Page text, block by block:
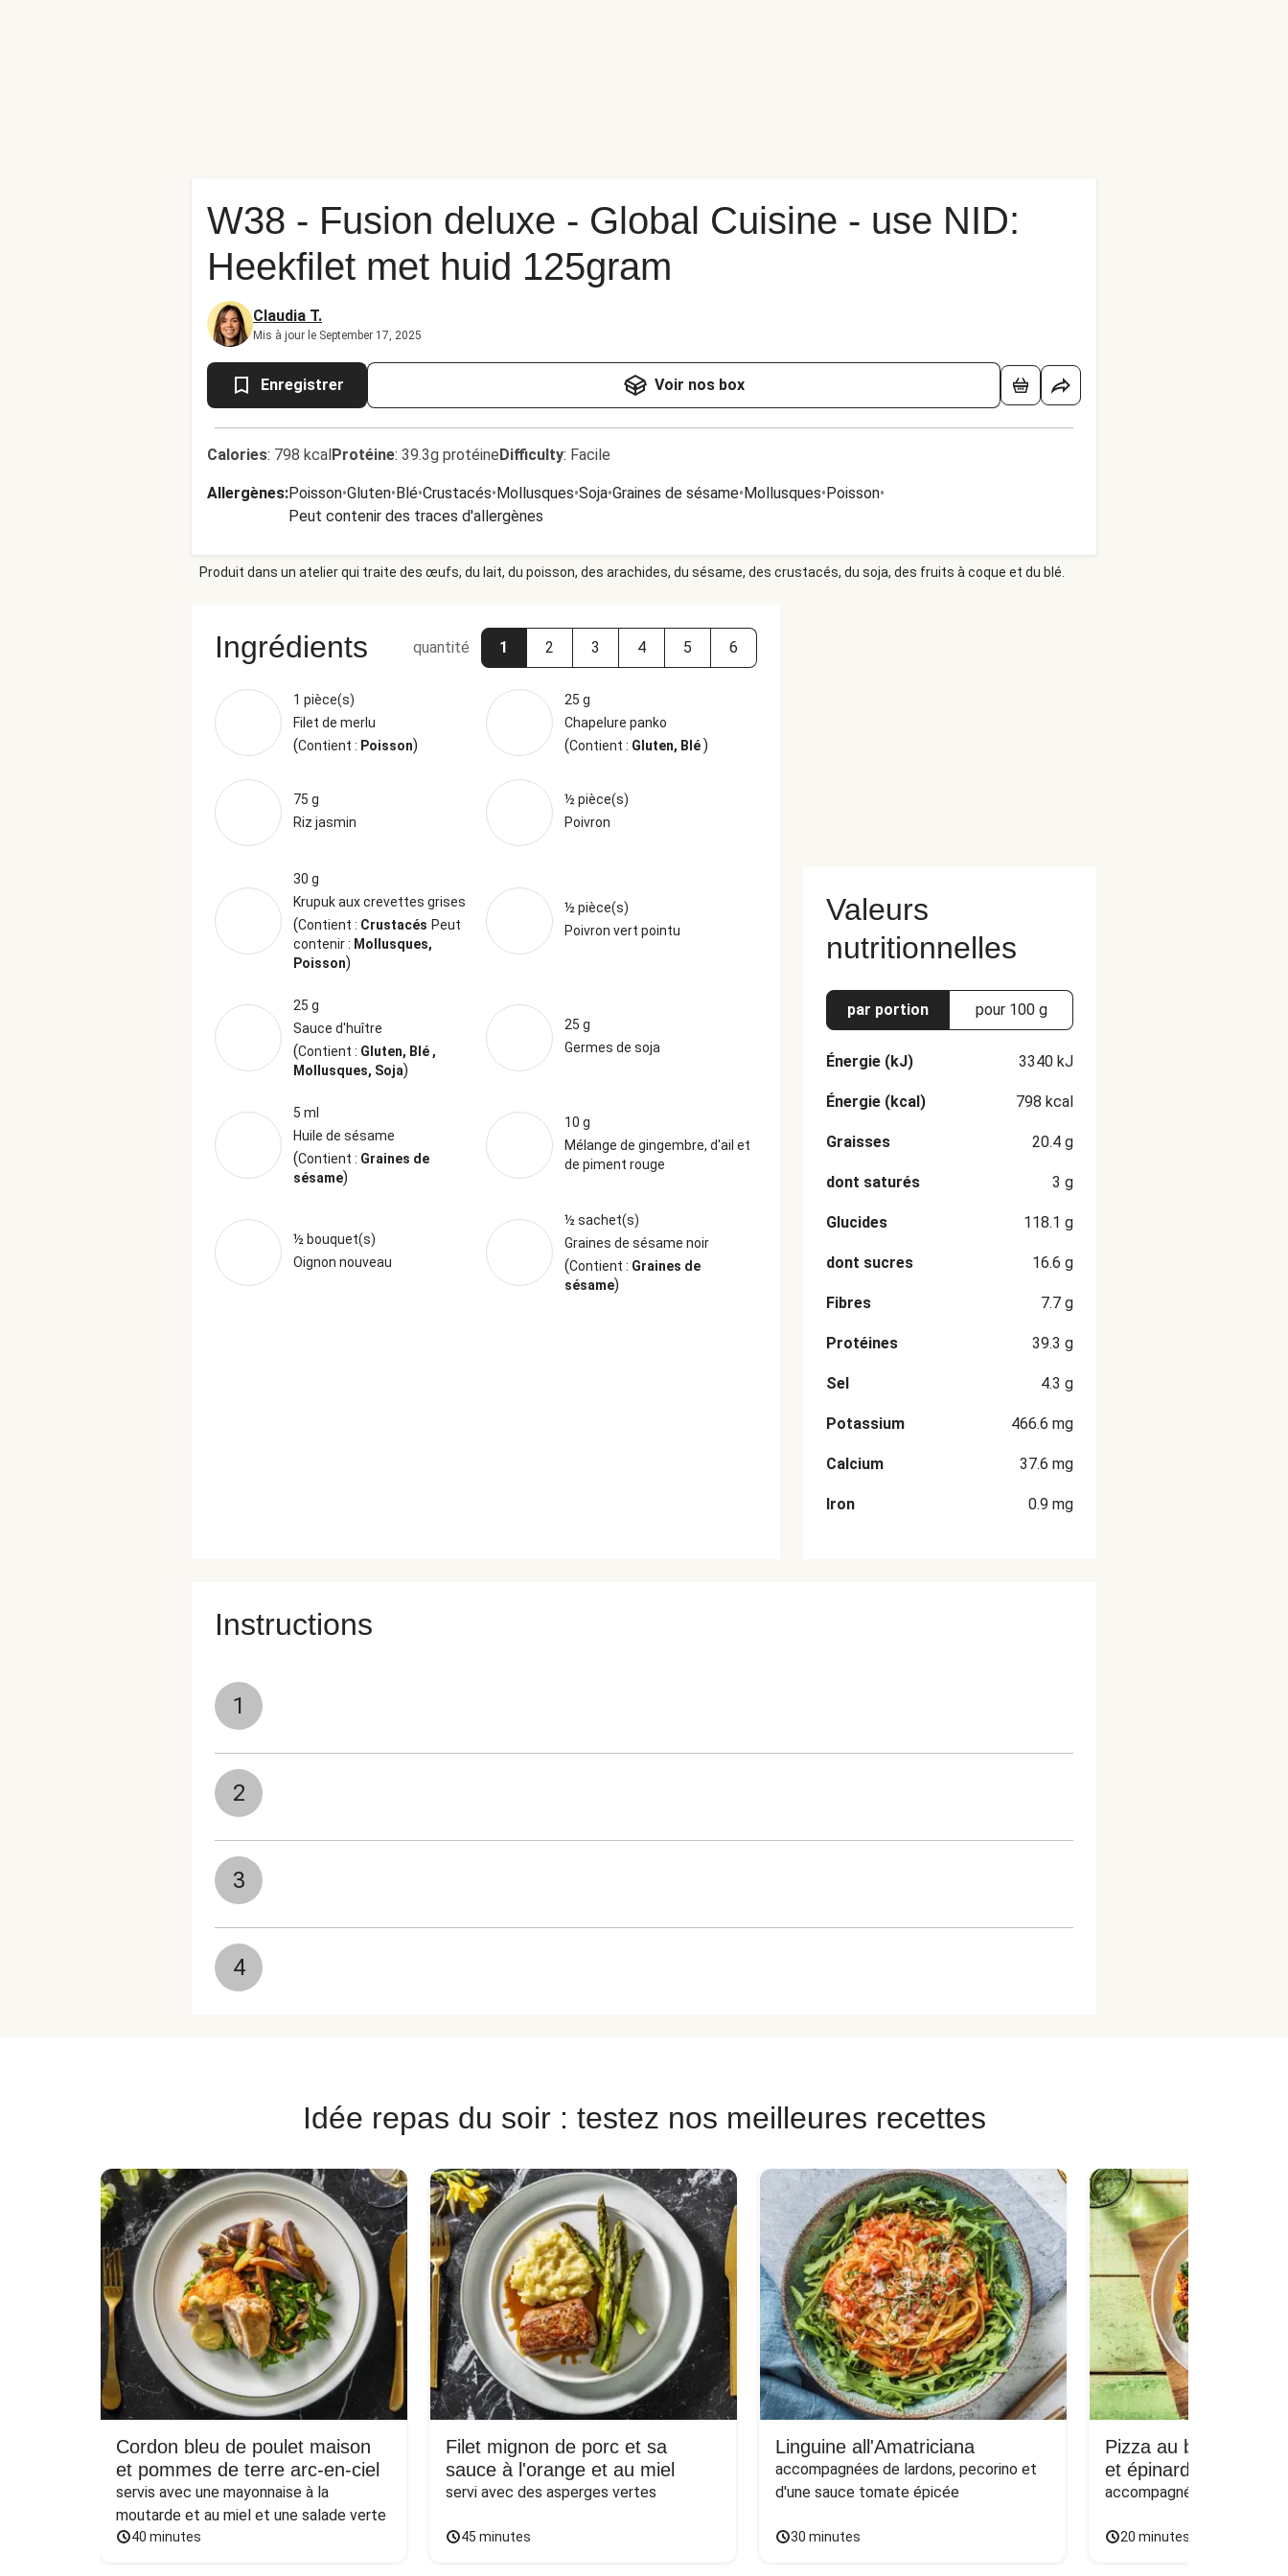
W38 - Fusion deluxe - Global Cuisine - use NID:
Heekfilet met huid 125gram
Claudia T.
Mis à jour le September 17, 2025
Enregistrer Voir nos box
Calories: 798 kcalProtéine: 39.3g protéineDifficulty: Facile
Allergènes:Poisson•Gluten•Blé•Crustacés•Mollusques•Soja•Graines de sésame•Mollusques•Poisson•
Peut contenir des traces d'allergènes
Produit dans un atelier qui traite des œufs, du lait, du poisson, des arachides, du sésame, des crustacés, du soja, des fruits à coque et du blé.
Ingrédients quantité 1 2 3 4 5 6
1 pièce(s)
Filet de merlu
(Contient : Poisson)
25 g
Chapelure panko
(Contient : Gluten, Blé)
75 g
Riz jasmin
½ pièce(s)
Poivron
30 g
Krupuk aux crevettes grises
(Contient : Crustacés Peut
contenir : Mollusques,
Poisson)
½ pièce(s)
Poivron vert pointu
25 g
Sauce d'huître
(Contient : Gluten, Blé ,
Mollusques, Soja)
25 g
Germes de soja
5 ml
Huile de sésame
(Contient : Graines de
sésame)
10 g
Mélange de gingembre, d'ail et
de piment rouge
½ bouquet(s)
Oignon nouveau
½ sachet(s)
Graines de sésame noir
(Contient : Graines de
sésame)
Valeurs
nutritionnelles
par portion pour 100 g
Énergie (kJ) 3340 kJ
Énergie (kcal) 798 kcal
Graisses 20.4 g
dont saturés 3 g
Glucides 118.1 g
dont sucres 16.6 g
Fibres 7.7 g
Protéines 39.3 g
Sel 4.3 g
Potassium 466.6 mg
Calcium 37.6 mg
Iron 0.9 mg
Instructions
1
2
3
4
Idée repas du soir : testez nos meilleures recettes
Cordon bleu de poulet maison
et pommes de terre arc-en-ciel
servis avec une mayonnaise à la
moutarde et au miel et une salade verte
40 minutes
Filet mignon de porc et sa
sauce à l'orange et au miel
servi avec des asperges vertes
45 minutes
Linguine all'Amatriciana
accompagnées de lardons, pecorino et
d'une sauce tomate épicée
30 minutes
Pizza au bœuf
et épinards sur naan
accompagnée d'une salade
20 minutes